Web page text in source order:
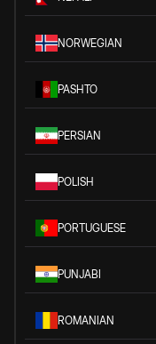
NORWEGIAN
PASHTO
PERSIAN
POLISH
PORTUGUESE
PUNJABI
ROMANIAN